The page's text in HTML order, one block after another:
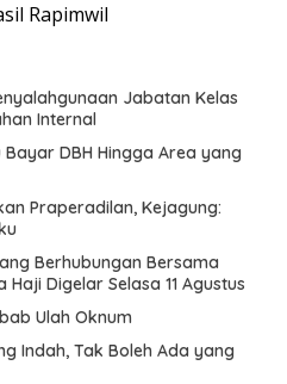
Rapimwil
Jabatan Kelas
Internal
DBH Hingga Area yang
Praperadilan, Kejagung:
Berhubungan Bersama
Digelar Selasa 11 Agustus
Ulah Oknum
Indah, Tak Boleh Ada yang